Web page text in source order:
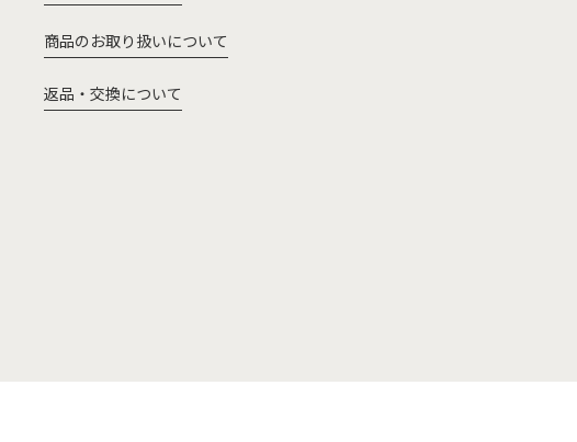
商品のお取り扱いについて
返品・交換について